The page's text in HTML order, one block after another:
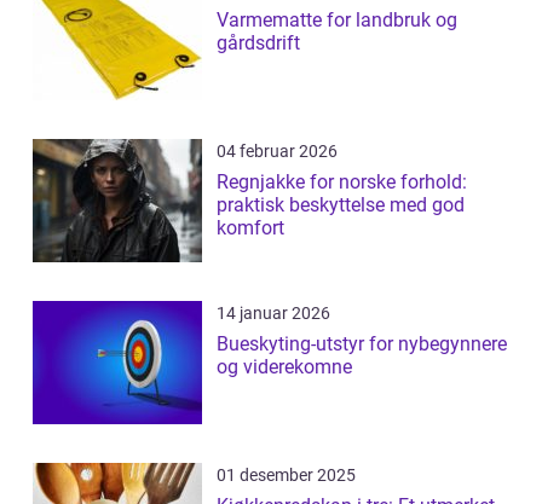
Varmematte for landbruk og
gårdsdrift
04 februar 2026
Regnjakke for norske forhold:
praktisk beskyttelse med god
komfort
14 januar 2026
Bueskyting-utstyr for nybegynnere
og viderekomne
01 desember 2025